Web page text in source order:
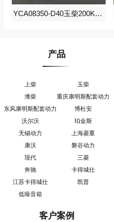
YCA08350-D40玉柴200KW柴油发电机组
产品
上柴
玉柴
潍柴
重庆康明斯配套动力
东风康明斯配套动力
博杜安
沃尔沃
珀金斯
无锡动力
上海菱重
康沃
磐谷动力
现代
三菱
奔驰
卡得城仕
江苏卡得城仕
凯普
低噪音箱
客户案例